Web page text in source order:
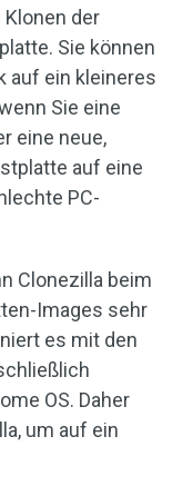
der
Sie können
auf ein kleineres
Sie eine
eine neue,
auf eine
PC-
Clonezilla beim
Images sehr
es mit den
OS. Daher
um auf ein